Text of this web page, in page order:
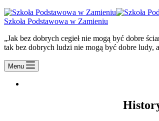
Szkoła Podstawowa w Zamieniu
„Jak bez dobrych cegieł nie mogą być dobre
tak bez dobrych ludzi nie mogą być dobre ludy,
Menu